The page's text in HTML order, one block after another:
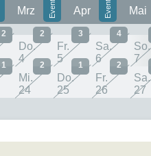
Mrz Apr Mai
2
Do.
4
2
Fr.
5
3
Sa.
6
4
So.
7
1
Mi.
24
2
Do.
25
1
Fr.
26
2
Sa.
27